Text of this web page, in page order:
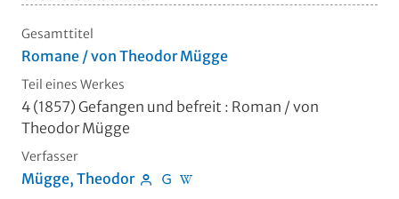
Gesamttitel
Romane / von Theodor Mügge
Teil eines Werkes
4 (1857) Gefangen und befreit : Roman / von
Theodor Mügge
Verfasser
Mügge, Theodor